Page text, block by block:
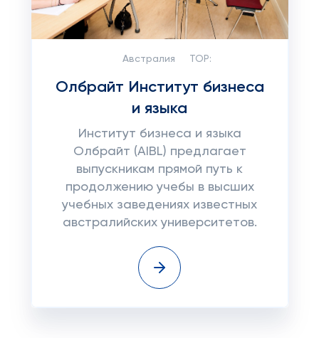
Австралия TOP:
Олбрайт Институт бизнеса
и языка
Институт бизнеса и языка
Олбрайт (AIBL) предлагает
выпускникам прямой путь к
продолжению учебы в высших
учебных заведениях известных
австралийских университетов.